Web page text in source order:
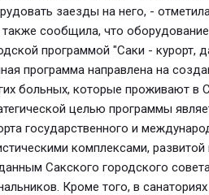
заезды на него, -
сообщила, что
программой "Саки - курорт,
программа направлена на
больных, которые проживают в
целью программы
государственного и
комплексами,
Сакского городского
Кроме того, в